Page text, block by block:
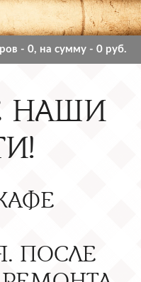
- 0, на сумму - 0 руб.
НАШИ
ПОСЛЕ